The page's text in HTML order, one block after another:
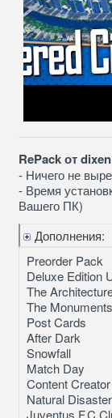
RePack от
- Ничего не
- Время
Вашего ПК)
Дополнения:
Preorder Pack
Deluxe Edition
The
The
Post Cards
After Dark
Snowfall
Match Day
Content
Natural
Juventus F.C